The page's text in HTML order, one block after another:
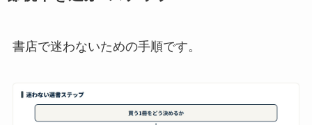
書店で迷わないための手順です。